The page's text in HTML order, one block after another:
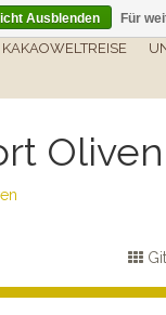
KAKAOWELTREISE
Oliven
Ausblenden Für